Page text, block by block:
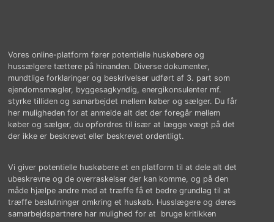
Vores online-platform fører potentielle huskøbere og
hussælgere tættere på hinanden. Diverse dokumenter,
mundtlige forklaringer og beskrivelser udført af 3. part som
ejendomsmægler, byggesagkyndig, energikonsulenter mf.
styrke tilliden og samarbejdet mellem køber og sælger. Du får
her muligheden for at anmelde alt det der foregår mellem
køber og sælger, du opfordres til især at lægge vægt på det
der ikke er beskrevet eller beskrevet ordentligt.
Vi giver potentielle huskøbere et en platform til at dele alt det
ubeskrevne og de overraskelser der kan komme, og på den
måde hjælpe andre med at træffe få et bedre grundlag til at
træffe beslutninger omkring et huskøb. Husslægere og deres
samarbejdspartnere har mulighed for at bruge kritikken